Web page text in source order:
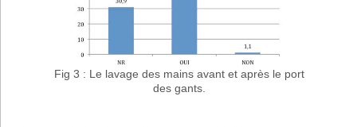
Fig 3 : Le lavage des mains avant et après le port
des gants.